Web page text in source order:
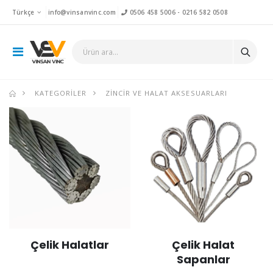
Türkçe info@vinsanvinc.com 0506 458 5006- 0216 582 0508
KATEGORILER ZINCIR VE HALAT AKSESUARLARI
Çelik Halatlar
Çelik Halat
Sapanlar